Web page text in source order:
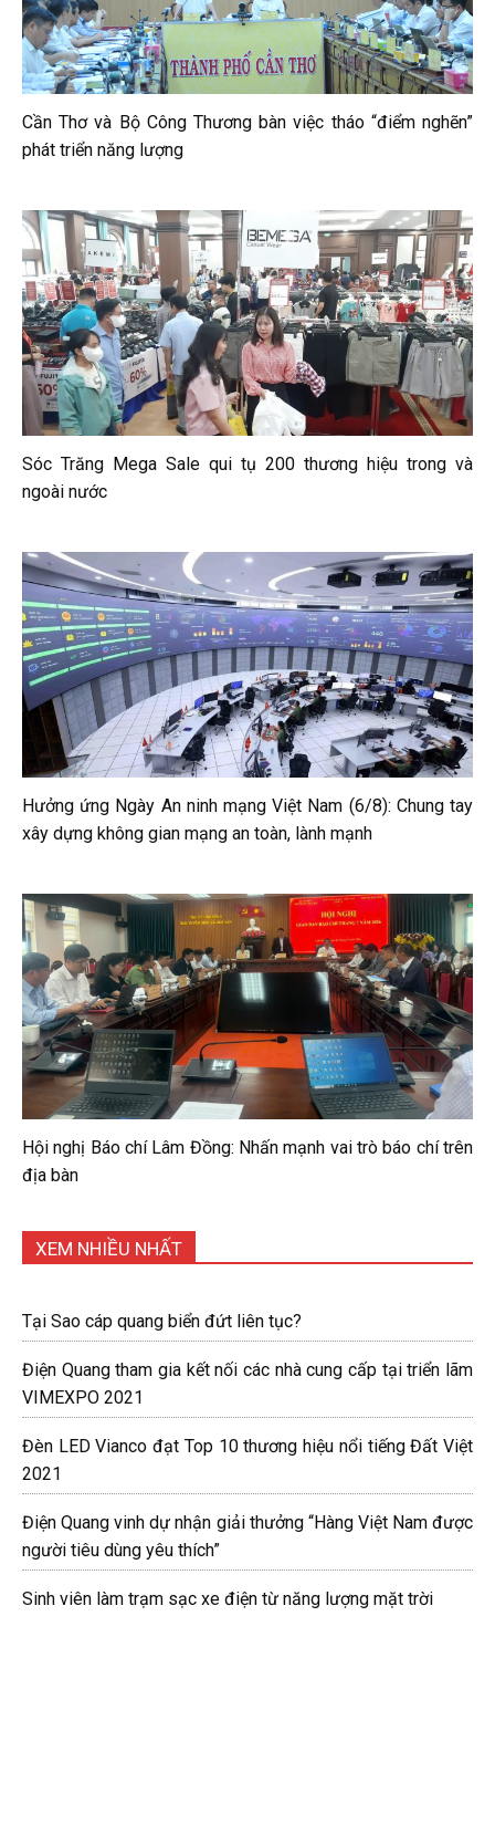
Cần Thơ và Bộ Công Thương bàn việc tháo “điểm nghẽn”
phát triển năng lượng
Sóc Trăng Mega Sale qui tụ 200 thương hiệu trong và
ngoài nước
Hưởng ứng Ngày An ninh mạng Việt Nam (6/8): Chung tay
xây dựng không gian mạng an toàn, lành mạnh
Hội nghị Báo chí Lâm Đồng: Nhấn mạnh vai trò báo chí trên
địa bàn
XEM NHIỀU NHẤT
Tại Sao cáp quang biển đứt liên tục?
Điện Quang tham gia kết nối các nhà cung cấp tại triển lãm
VIMEXPO 2021
Đèn LED Vianco đạt Top 10 thương hiệu nổi tiếng Đất Việt
2021
Điện Quang vinh dự nhận giải thưởng “Hàng Việt Nam được
người tiêu dùng yêu thích”
Sinh viên làm trạm sạc xe điện từ năng lượng mặt trời